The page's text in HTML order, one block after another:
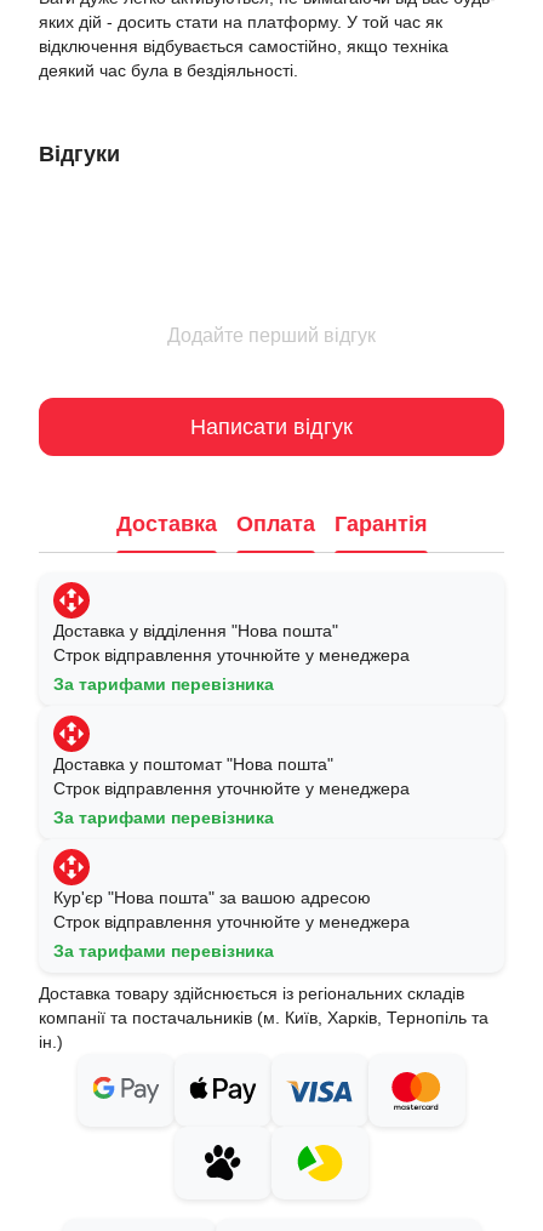
яких дій - досить стати на платформу. У той час як
відключення відбувається самостійно, якщо техніка
деякий час була в бездіяльності.
Відгуки
Додайте перший відгук
Написати відгук
Доставка Оплата Гарантія
Доставка у відділення "Нова пошта"
Строк відправлення уточнюйте у менеджера
За тарифами перевізника
Доставка у поштомат "Нова пошта"
Строк відправлення уточнюйте у менеджера
За тарифами перевізника
Кур'єр "Нова пошта" за вашою адресою
Строк відправлення уточнюйте у менеджера
За тарифами перевізника
Доставка товару здійснюється із регіональних складів
компанії та постачальників (м. Київ, Харків, Тернопіль та
ін.)